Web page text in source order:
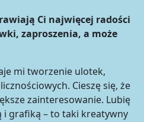
Ci najwięcej radości
zaproszenia, a może
mi tworzenie ulotek,
Cieszę się, że
zainteresowanie. Lubię
i grafiką – to taki kreatywny